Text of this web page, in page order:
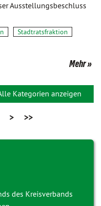
Ausstellungsbeschluss
Stadtratsfraktion
Mehr
Kategorien anzeigen
> >>
des Kreisverbands